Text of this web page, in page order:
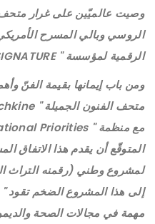
الرقمية لمؤسسة " LG SIGNATURE " .
ومن باب إيمانها بقيمة الفنّ
المتوقّع أن يقدم هذا
لمشروع وطني (رقمنه التراث
مهمة في مجالات الصحة